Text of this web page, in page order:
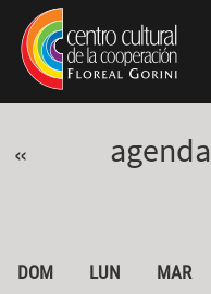
Pasar al contenido principal
Jump to main content
« agenda
DOM LUN MAR